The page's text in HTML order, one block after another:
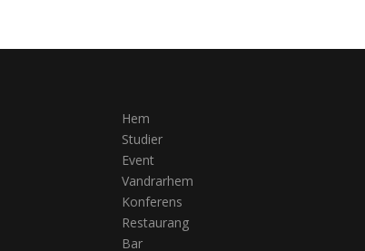
Hem
Studier
Event
Vandrarhem
Konferens
Restaurang
Bar